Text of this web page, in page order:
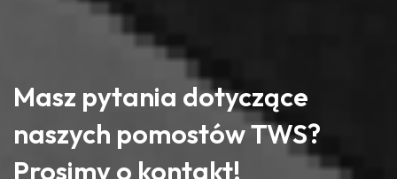
Masz pytania dotyczące
naszych pomostów TWS?
Prosimy o kontakt!